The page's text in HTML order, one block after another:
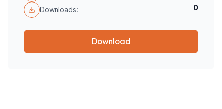
Downloads: 0
Download